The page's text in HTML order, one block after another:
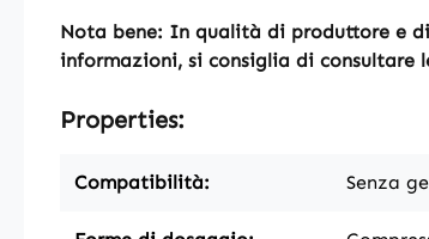
Nota bene: In qualità di produttore e
informazioni, si consiglia di
Properties:
Compatibilità: Senza